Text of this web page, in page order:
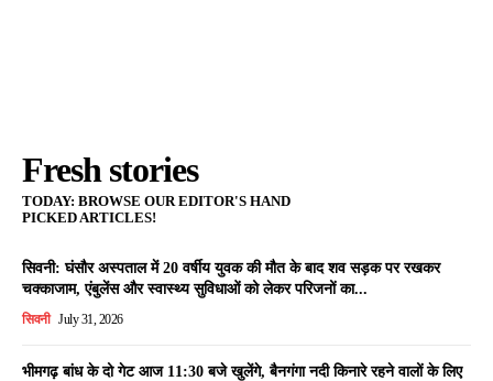
Fresh stories
TODAY: BROWSE OUR EDITOR'S HAND
PICKED ARTICLES!
सिवनी: घंसौर अस्पताल में 20 वर्षीय युवक की मौत के बाद शव सड़क पर रखकर
चक्काजाम, एंबुलेंस और स्वास्थ्य सुविधाओं को लेकर परिजनों का...
सिवनी July 31, 2026
भीमगढ़ बांध के दो गेट आज 11:30 बजे खुलेंगे, बैनगंगा नदी किनारे रहने वालों के लिए